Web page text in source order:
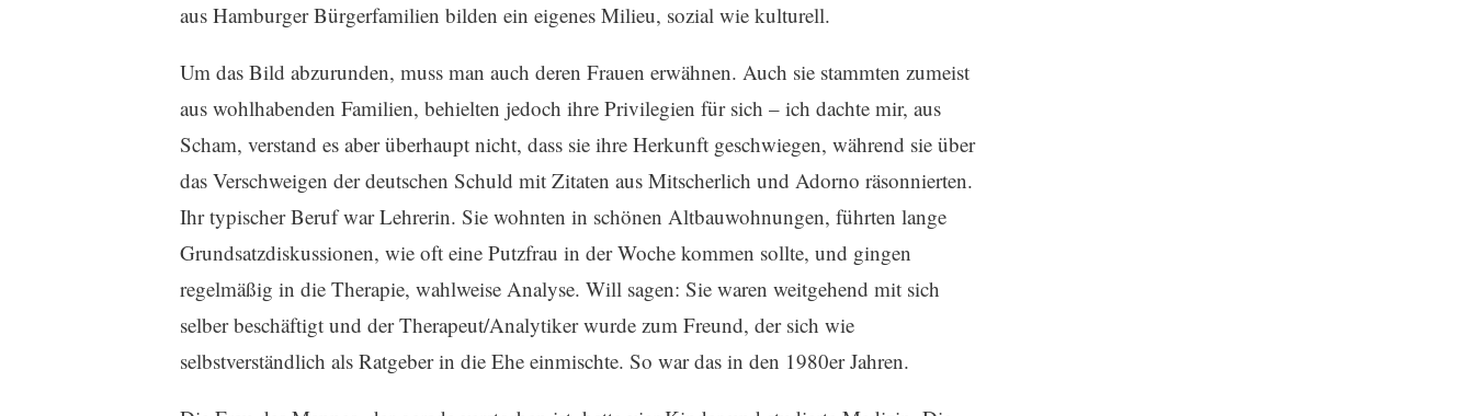
aus Hamburger Bürgerfamilien bilden ein eigenes Milieu, sozial wie kulturell.
Um das Bild abzurunden, muss man auch deren Frauen erwähnen. Auch sie stammten zumeist
aus wohlhabenden Familien, behielten jedoch ihre Privilegien für sich – ich dachte mir, aus
Scham, verstand es aber überhaupt nicht, dass sie ihre Herkunft geschwiegen, während sie über
das Verschweigen der deutschen Schuld mit Zitaten aus Mitscherlich und Adorno räsonnierten.
Ihr typischer Beruf war Lehrerin. Sie wohnten in schönen Altbauwohnungen, führten lange
Grundsatzdiskussionen, wie oft eine Putzfrau in der Woche kommen sollte, und gingen
regelmäßig in die Therapie, wahlweise Analyse. Will sagen: Sie waren weitgehend mit sich
selber beschäftigt und der Therapeut/Analytiker wurde zum Freund, der sich wie
selbstverständlich als Ratgeber in die Ehe einmischte. So war das in den 1980er Jahren.